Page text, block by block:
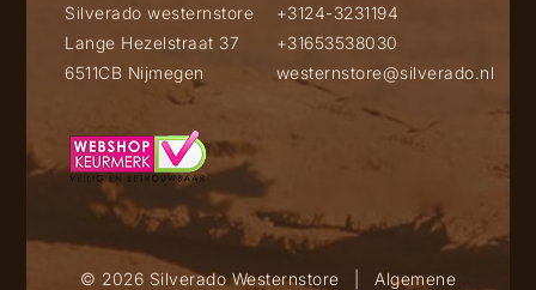
Silverado westernstore
Lange Hezelstraat 37
6511CB Nijmegen
+3124-3231194
+31653538030
westernstore@silverado.nl
© 2026 Silverado Westernstore
Algemene